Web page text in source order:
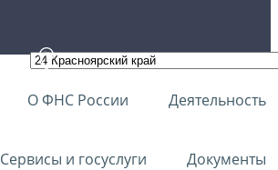
О ФНС России Деятельность
Сервисы и госуслуги Документы